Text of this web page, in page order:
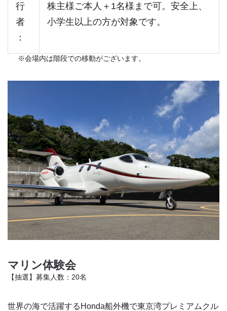
行
者
：
株主様ご本人＋1名様まで可。安全上、
小学生以上の方が対象です。
※会場内は階段での移動がございます。
マリン体験会
【抽選】募集人数：20名
世界の海で活躍するHonda船外機で東京湾プレミアムクル